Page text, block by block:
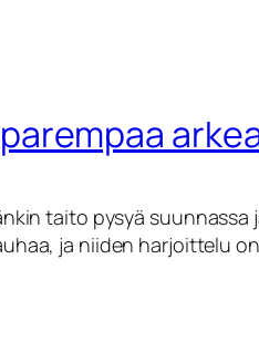
taito pysyä
ja niiden harjoittelu